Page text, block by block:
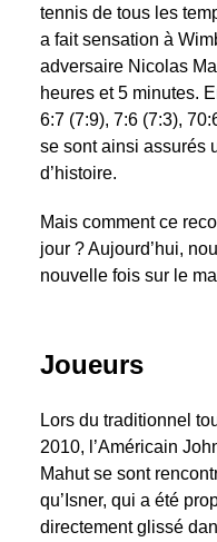
tennis de tous les
a fait sensation à
adversaire Nicolas
heures et 5 minutes.
6:7 (7:9), 7:6 (7:3),
se sont ainsi assurés
d’histoire.
Mais comment ce
jour ? Aujourd’hui,
nouvelle fois sur le
Joueurs
Lors du traditionnel
2010, l’Américain
Mahut se sont
qu’Isner, qui a été
directement glissé